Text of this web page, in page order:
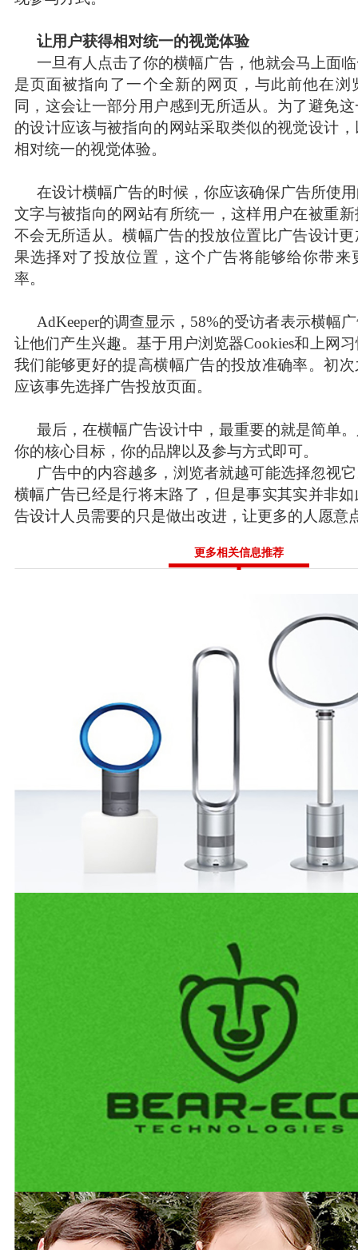
让用户获得相对统一的视觉体验
一旦有人点击了你的横幅广告，他就会马上面
是页面被指向了一个全新的网页，与此前他在浏
同，这会让一部分用户感到无所适从。为了避免
的设计应该与被指向的网站采取类似的视觉设计
相对统一的视觉体验。
在设计横幅广告的时候，你应该确保广告所使
文字与被指向的网站有所统一，这样用户在被重
不会无所适从。横幅广告的投放位置比广告设计
果选择对了投放位置，这个广告将能够给你带来
率。
AdKeeper的调查显示，58%的受访者表示横幅
让他们产生兴趣。基于用户浏览器Cookies和上网
我们能够更好的提高横幅广告的投放准确率。初
应该事先选择广告投放页面。
最后，在横幅广告设计中，最重要的就是简单
你的核心目标，你的品牌以及参与方式即可。
广告中的内容越多，浏览者就越可能选择忽视
横幅广告已经是行将末路了，但是事实其实并非如
告设计人员需要的只是做出改进，让更多的人愿意
更多相关信息推荐